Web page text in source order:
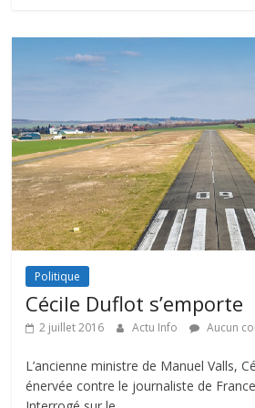
Politique
Cécile Duflot s’emporte
2 juillet 2016 Actu Info Aucun
L’ancienne ministre de Manuel Valls,
énervée contre le journaliste de